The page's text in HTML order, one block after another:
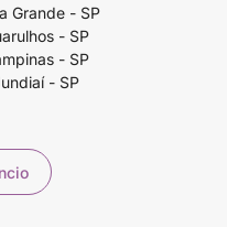
Grande - SP
- SP
- SP
- SP